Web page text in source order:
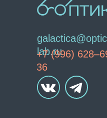
lab.ru
+7 (996)
36